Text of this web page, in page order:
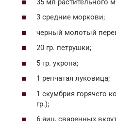
3 средние моркови;
черный молотый
20 гр. петрушки;
5 гр. укропа;
1 репчатая луковица;
1 скумбрия горячего
гр.);
6 яиц, сваренных